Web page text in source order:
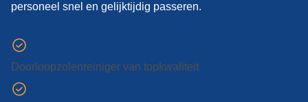
personeel snel en gelijktijdig passeren.
Doorloopzolenreiniger van topkwaliteit